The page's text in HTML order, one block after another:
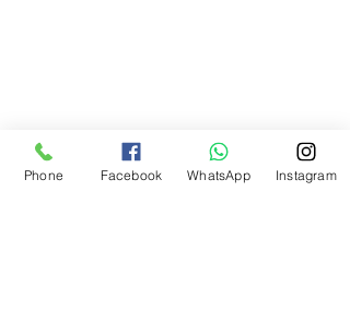
Phone Facebook WhatsApp Instagram